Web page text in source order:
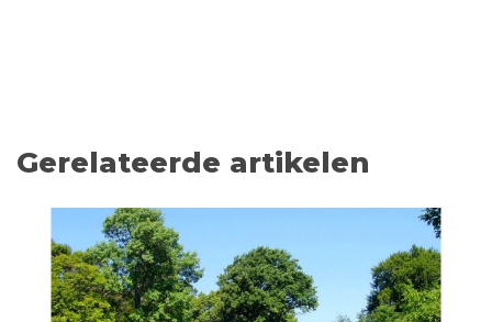
Gerelateerde artikelen